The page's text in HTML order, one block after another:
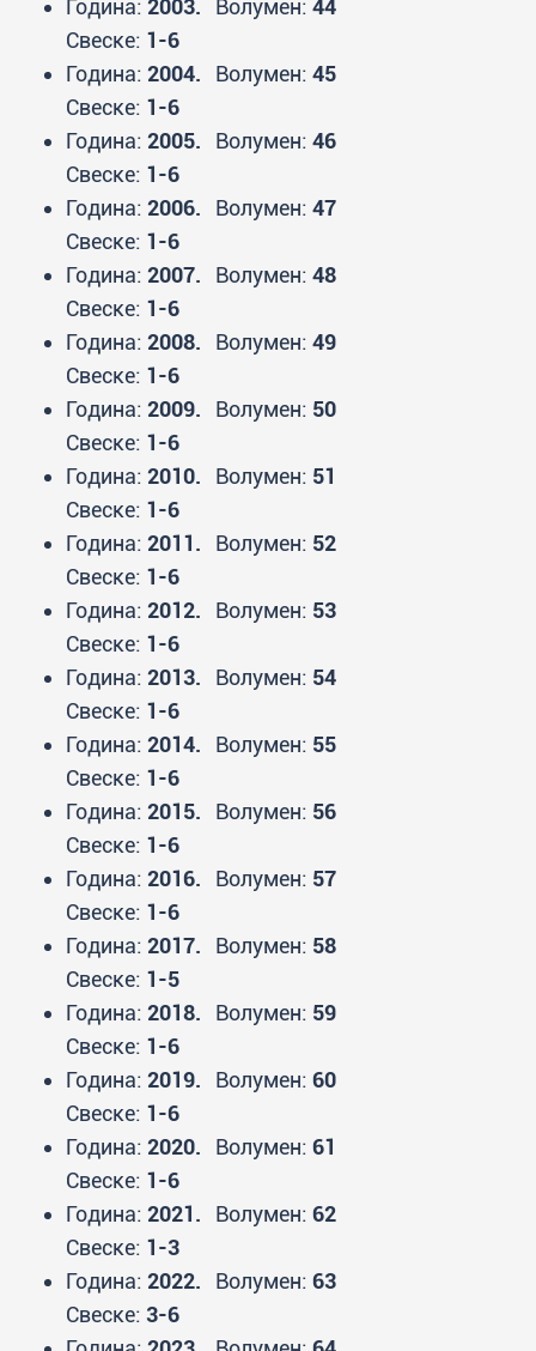
Година: 2003. Волумен: 44
Свеске: 1-6
Година: 2004. Волумен: 45
Свеске: 1-6
Година: 2005. Волумен: 46
Свеске: 1-6
Година: 2006. Волумен: 47
Свеске: 1-6
Година: 2007. Волумен: 48
Свеске: 1-6
Година: 2008. Волумен: 49
Свеске: 1-6
Година: 2009. Волумен: 50
Свеске: 1-6
Година: 2010. Волумен: 51
Свеске: 1-6
Година: 2011. Волумен: 52
Свеске: 1-6
Година: 2012. Волумен: 53
Свеске: 1-6
Година: 2013. Волумен: 54
Свеске: 1-6
Година: 2014. Волумен: 55
Свеске: 1-6
Година: 2015. Волумен: 56
Свеске: 1-6
Година: 2016. Волумен: 57
Свеске: 1-6
Година: 2017. Волумен: 58
Свеске: 1-5
Година: 2018. Волумен: 59
Свеске: 1-6
Година: 2019. Волумен: 60
Свеске: 1-6
Година: 2020. Волумен: 61
Свеске: 1-6
Година: 2021. Волумен: 62
Свеске: 1-3
Година: 2022. Волумен: 63
Свеске: 3-6